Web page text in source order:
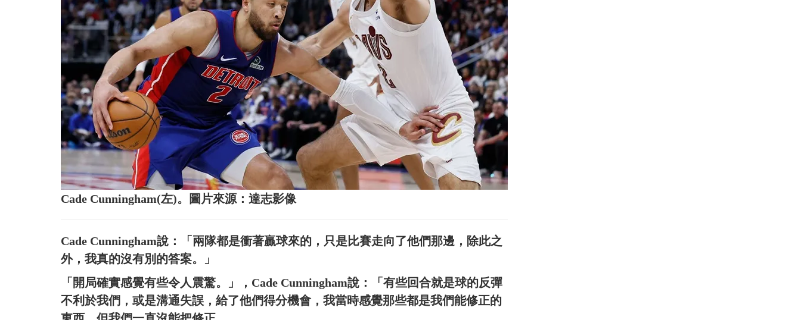
Cade Cunningham(左)。圖片來源：達志影像
Cade Cunningham說：「兩隊都是衝著贏球來的，只是比賽走向了他們那邊，除此之
外，我真的沒有別的答案。」
「開局確實感覺有些令人震驚。」，Cade Cunningham說：「有些回合就是球的反彈
不利於我們，或是溝通失誤，給了他們得分機會，我當時感覺那些都是我們能修正的